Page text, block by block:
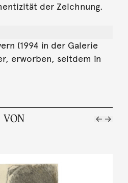
der Zeichnung.
(1994 in der Galerie
erworben, seitdem in
VON